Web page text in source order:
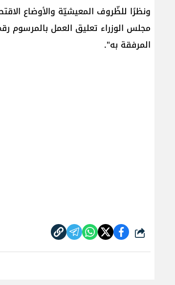
ونظرًا للظّروف المعيشيّة والأوضاع
المرفقة به".
شارك